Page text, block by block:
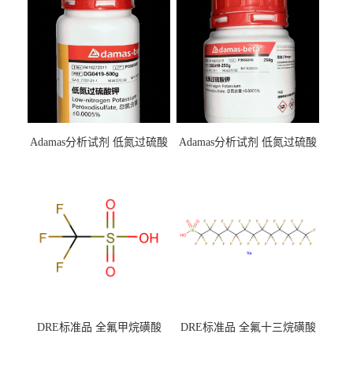
Adamas分析试剂 低氮过硫酸
（泰坦现货供应）
Adamas分析试剂 低氮过硫酸
DRE标准品 全氟甲烷磺酸
DRE标准品 全氟十三烷磺酸